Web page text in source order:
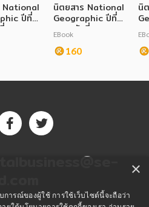
National
ปีที่
นิตยสาร National
Geographic ปีที่
24 ฉบับที่ 279
ตุลาคม 2567
EBook
160
นิ
ตุ
×
การณ์ของผู้ใช้ การใช้เว็บไซต์นี้จะถือว่า